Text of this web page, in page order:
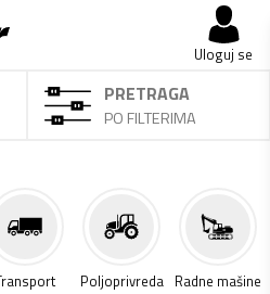
Uloguj se
PRETRAGA
PO FILTERIMA
Poljoprivreda Radne mašine